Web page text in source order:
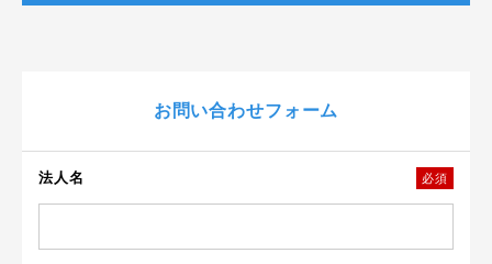
お問い合わせフォーム
法人名 必須